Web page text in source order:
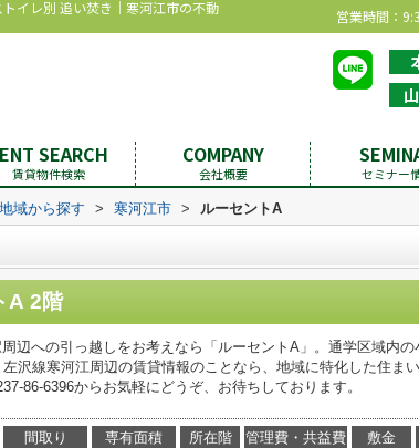
イレ別 追い焚き｜寒河江市の不動
営業時間：
SEARCH
賃貸物件検索
COMPANY
会社概要 セミナー
域から探す > 寒河江市 > ルーセントA
A 2階
辺への引っ越しをお考えなら「ルーセントA」。通学区域内
沢線寒河江周辺の賃貸情報のことなら、地域に特化した住ま
86-6396からお気軽にどうぞ、お待ちしております。
間取り 専有面積 所在階 管理費・共益費 敷金